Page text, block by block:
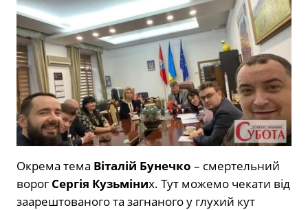
Окрема тема Віталій Бунечко – смертельний
ворог Сергія Кузьміних. Тут можемо чекати від
заарештованого та загнаного у глухий кут